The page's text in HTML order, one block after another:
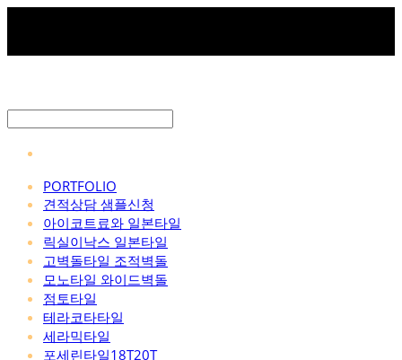
PORTFOLIO
견적상담 샘플신청
아이코트료와 일본타일
릭실이낙스 일본타일
고벽돌타일 조적벽돌
모노타일 와이드벽돌
점토타일
테라코타타일
세라믹타일
포세린타일18T20T